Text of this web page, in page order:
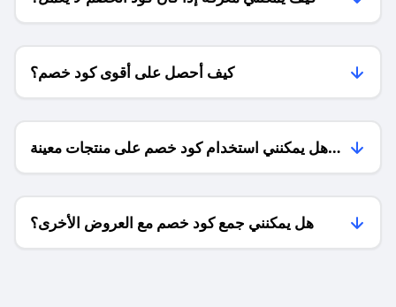
كيف أحصل على أقوى كود خصم؟
هل يمكنني استخدام كود خصم على منتجات معينة
فقط؟
هل يمكنني جمع كود خصم مع العروض الأخرى؟